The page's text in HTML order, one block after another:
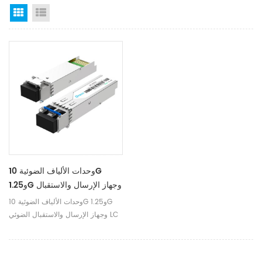
Grid View
وحدات الألياف الضوئية 10G
و1.25G وجهاز الإرسال والاستقبال
الضوئي LC
وحدات الألياف الضوئية 10G و1.25G
وجهاز الإرسال والاستقبال الضوئي LC